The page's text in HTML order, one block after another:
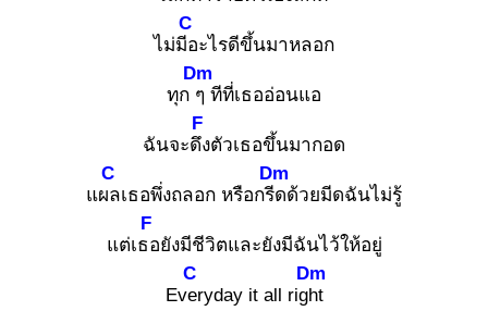
ไม่มีอ
C
ะไรดีขึ้นมาหลอก
ทุก ๆ
Dm
ทีที่เธออ่อนแอ
ฉันจะดึง
F
ตัวเธอขึ้นมากอด
แผล
C
เธอพึ่งถลอก หรือกรีด
Dm
ด้วยมีดฉันไม่รู้
แต่เธอ
F
ยังมีชีวิตและยังมีฉันไว้ให้อยู่
Ever
C
yday it all right
Dm